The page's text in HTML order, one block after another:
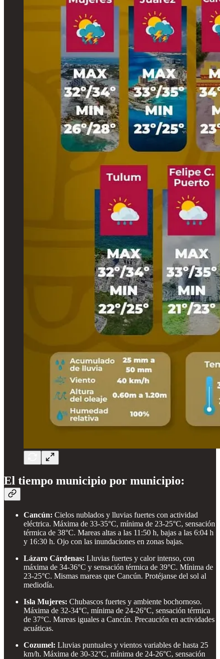
El tiempo municipio por municipio:
Cancún: Cielos nublados y lluvias fuertes con actividad
eléctrica. Máxima de 33-35°C, mínima de 23-25°C, sensación
térmica de 38°C. Mareas altas a las 11:50 h, bajas a las 6:04 h
y 16:30 h. Ojo con las inundaciones en zonas bajas.
Lázaro Cárdenas: Lluvias fuertes y calor intenso, con
máxima de 34-36°C y sensación térmica de 39°C. Mínima de
23-25°C. Mismas mareas que Cancún. Protéjanse del sol al
mediodía.
Isla Mujeres: Chubascos fuertes y ambiente bochornoso.
Máxima de 32-34°C, mínima de 24-26°C, sensación térmica
de 37°C. Mareas iguales a Cancún. Precaución en actividades
acuáticas.
Cozumel: Lluvias puntuales y vientos variables de hasta 25
km/h. Máxima de 30-32°C, mínima de 24-26°C, sensación